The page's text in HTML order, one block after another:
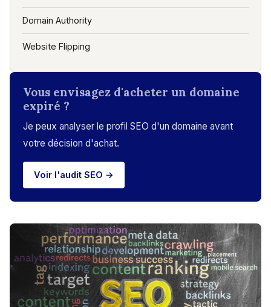
Domain Authority
Website Flipping
Vous envisagez d'acheter un domaine
expiré ?
Je peux analyser le profil SEO d'un domaine avant
votre décision d'achat.
Voir l'audit SEO →